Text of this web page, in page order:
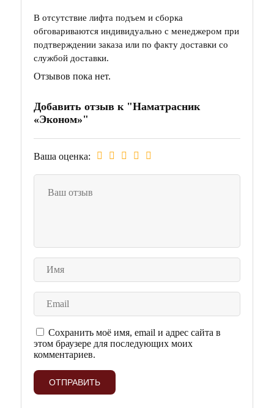
В отсутствие лифта подъем и сборка
обговариваются индивидуально с менеджером при
подтверждении заказа или по факту доставки со
службой доставки.
Отзывов пока нет.
Добавить отзыв к "Наматрасник
«Эконом»"
Ваша оценка:
Сохранить моё имя, email и адрес сайта в
этом браузере для последующих моих
комментариев.